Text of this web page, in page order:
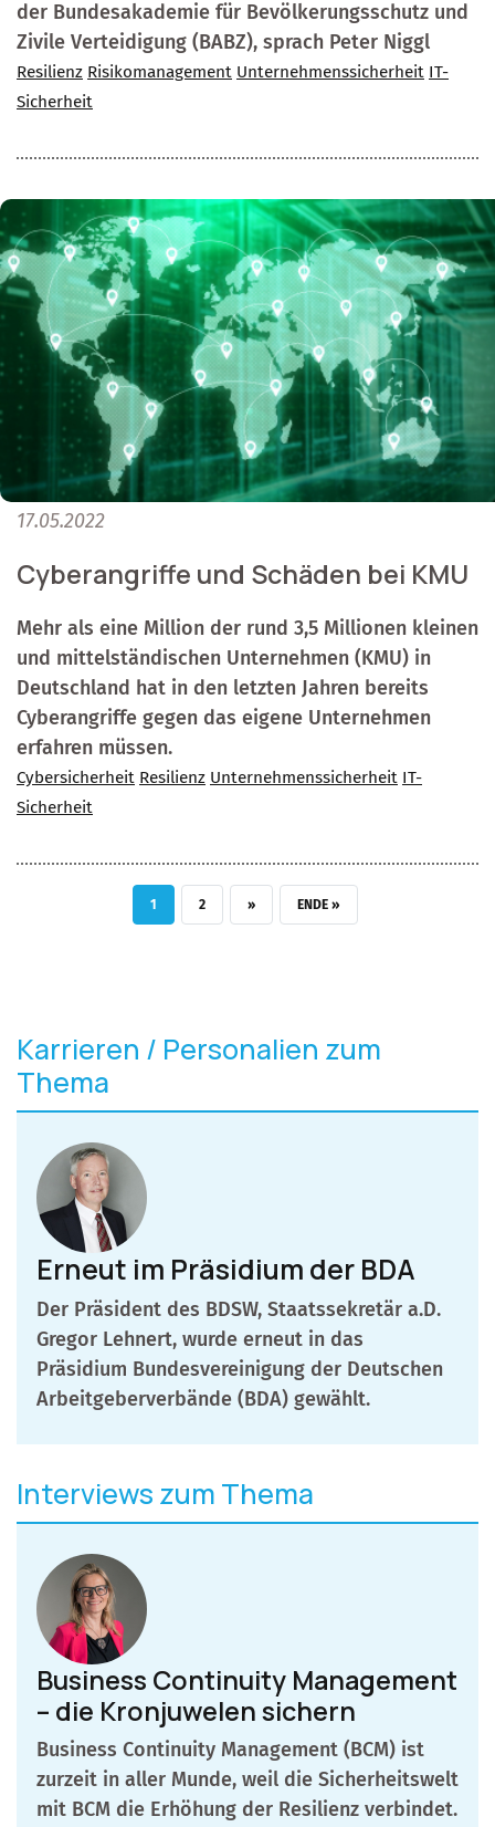
der Bundesakademie für Bevölkerungsschutz und
Zivile Verteidigung (BABZ), sprach Peter Niggl
Resilienz Risikomanagement Unternehmenssicherheit IT-
Sicherheit
17.05.2022
Cyberangriffe und Schäden bei KMU
Mehr als eine Million der rund 3,5 Millionen kleinen
und mittelständischen Unternehmen (KMU) in
Deutschland hat in den letzten Jahren bereits
Cyberangriffe gegen das eigene Unternehmen
erfahren müssen.
Cybersicherheit Resilienz Unternehmenssicherheit IT-
Sicherheit
AKTUELLE SEITE
1 SEITE
2 NÄCHSTE SEITE
›› LETZTE SEITE
ENDE »
Karrieren / Personalien zum
Thema
Erneut im Präsidium der BDA
Der Präsident des BDSW, Staatssekretär a.D.
Gregor Lehnert, wurde erneut in das
Präsidium Bundesvereinigung der Deutschen
Arbeitgeberverbände (BDA) gewählt.
Interviews zum Thema
Business Continuity Management
– die Kronjuwelen sichern
Business Continuity Management (BCM) ist
zurzeit in aller Munde, weil die Sicherheitswelt
mit BCM die Erhöhung der Resilienz verbindet.